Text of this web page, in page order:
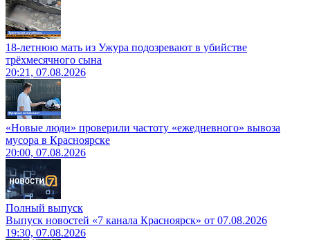
18-летнюю мать из Ужура подозревают в убийстве
трёхмесячного сына
20:21, 07.08.2026
«Новые люди» проверили частоту «ежедневного» вывоза
мусора в Красноярске
20:00, 07.08.2026
Полный выпуск
Выпуск новостей «7 канала Красноярск» от 07.08.2026
19:30, 07.08.2026